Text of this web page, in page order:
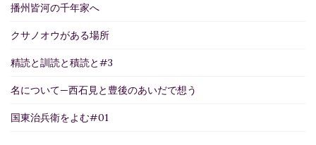
播州皆河の千年家へ
クサノオウがある場所
精読と訓読と積読と#3
名について—西石見と豊後のあいだで想う
国東治兵衛をよむ#01